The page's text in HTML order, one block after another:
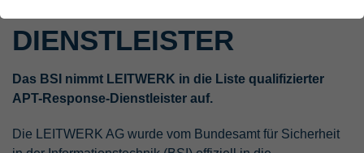
DIENSTLEISTER
Das BSI nimmt LEITWERK in die Liste qualifizierter
APT-Response-Dienstleister auf.
Die LEITWERK AG wurde vom Bundesamt für Sicherheit